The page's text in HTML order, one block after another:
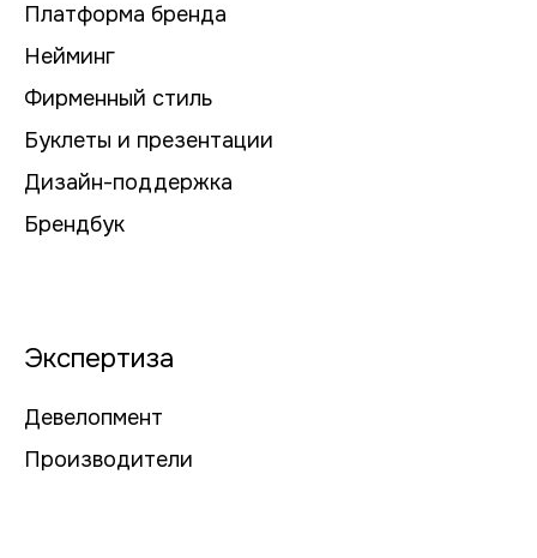
Платформа бренда
Нейминг
Фирменный стиль
Буклеты и презентации
Дизайн-поддержка
Брендбук
Экспертиза
Девелопмент
Производители